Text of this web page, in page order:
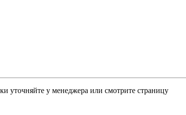
уточняйте у менеджера или смотрите страницу